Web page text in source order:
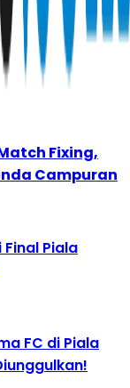
Fixing,
Campuran
Piala
FC di Piala